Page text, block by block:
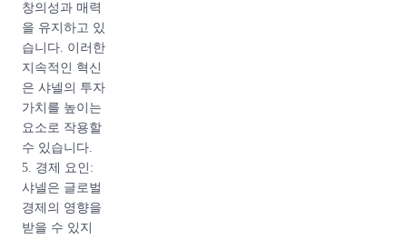
창의성과 매력
을 유지하고 있
습니다. 이러한
지속적인 혁신
은 샤넬의 투자
가치를 높이는
요소로 작용할
수 있습니다.
5. 경제 요인:
샤넬은 글로벌
경제의 영향을
받을 수 있지